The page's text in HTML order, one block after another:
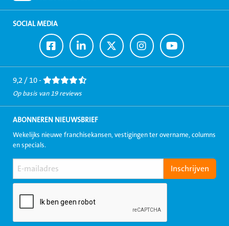
SOCIAL MEDIA
Ga
naar
Facebook
Ga
naar
LinkedIn
Ga
naar
Twitter
Ga
naar
Instagram
Ga
naar
Youtube
9,2 / 10 -
Op basis van 19 reviews
ABONNEREN NIEUWSBRIEF
Wekelijks nieuwe franchisekansen, vestigingen ter overname, columns
en specials.